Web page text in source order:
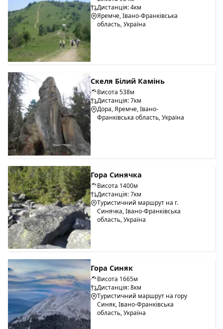
Дистанція: 4км
Яремче, Івано-Франківська
область, Україна
Скеля Білий Камінь
Висота 538м
Дистанція: 7км
Дора, Яремче, Івано-
Франківська область, Україна
Гора Синячка
Висота 1400м
Дистанція: 7км
Туристичний маршрут на г.
Синячка, Івано-Франківська
область, Україна
Гора Синяк
Висота 1665м
Дистанція: 8км
Туристичний маршрут на гору
Синяк, Івано-Франківська
область, Україна